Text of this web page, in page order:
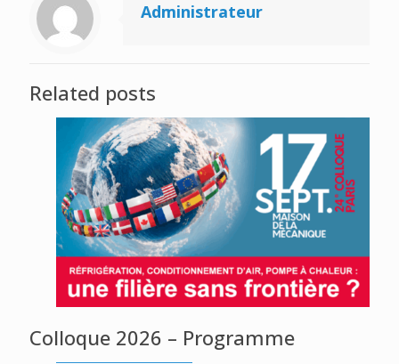
Administrateur
Related posts
Colloque 2026 – Programme